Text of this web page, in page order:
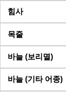
힘사
목줄
바늘 (보리멸)
바늘 (기타 어종)